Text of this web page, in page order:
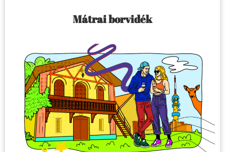
Mátrai borvidék